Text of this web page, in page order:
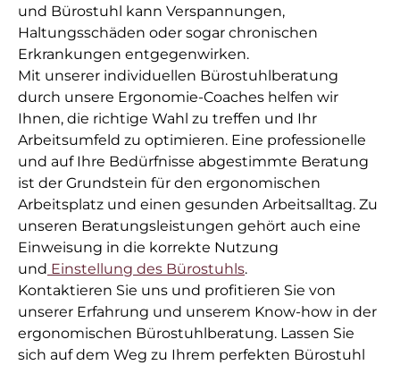
und Bürostuhl kann Verspannungen,
Haltungsschäden oder sogar chronischen
Erkrankungen entgegenwirken.
Mit unserer individuellen Bürostuhlberatung
durch unsere Ergonomie-Coaches helfen wir
Ihnen, die richtige Wahl zu treffen und Ihr
Arbeitsumfeld zu optimieren. Eine professionelle
und auf Ihre Bedürfnisse abgestimmte Beratung
ist der Grundstein für den ergonomischen
Arbeitsplatz und einen gesunden Arbeitsalltag. Zu
unseren Beratungsleistungen gehört auch eine
Einweisung in die korrekte Nutzung
und Einstellung des Bürostuhls.
Kontaktieren Sie uns und profitieren Sie von
unserer Erfahrung und unserem Know-how in der
ergonomischen Bürostuhlberatung. Lassen Sie
sich auf dem Weg zu Ihrem perfekten Bürostuhl